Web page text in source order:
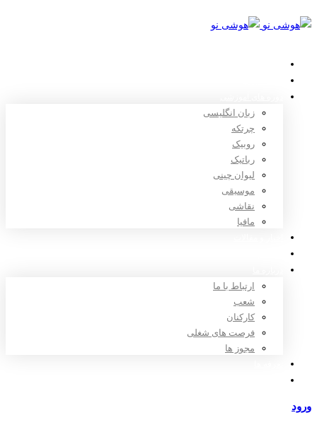
زبان انگلیسی
چرتکه
روبیک
رباتیک
لیوان چینی
موسیقی
نقاشی
مافیا
ارتباط با ما
شعب
کارکنان
فرصت های شغلی
مجوز ها
ورود